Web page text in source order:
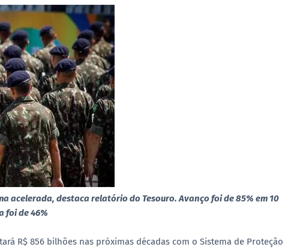
acelerada, destaca relatório do Tesouro. Avanço foi de 85% em 10
foi de 46%
R$ 856 bilhões nas próximas décadas com o Sistema de Proteção